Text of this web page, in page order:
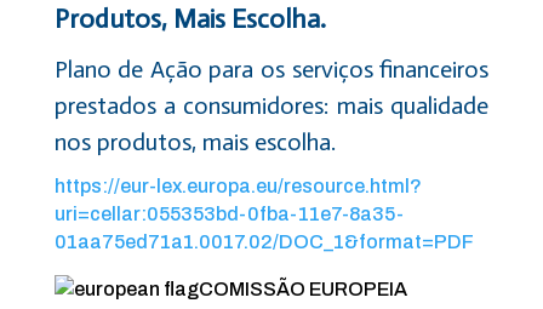
Produtos, Mais Escolha.
Plano de Ação para os serviços financeiros
prestados a consumidores: mais qualidade
nos produtos, mais escolha.
https://eur-lex.europa.eu/resource.html?
uri=cellar:055353bd-0fba-11e7-8a35-
01aa75ed71a1.0017.02/DOC_1&format=PDF
COMISSÃO EUROPEIA